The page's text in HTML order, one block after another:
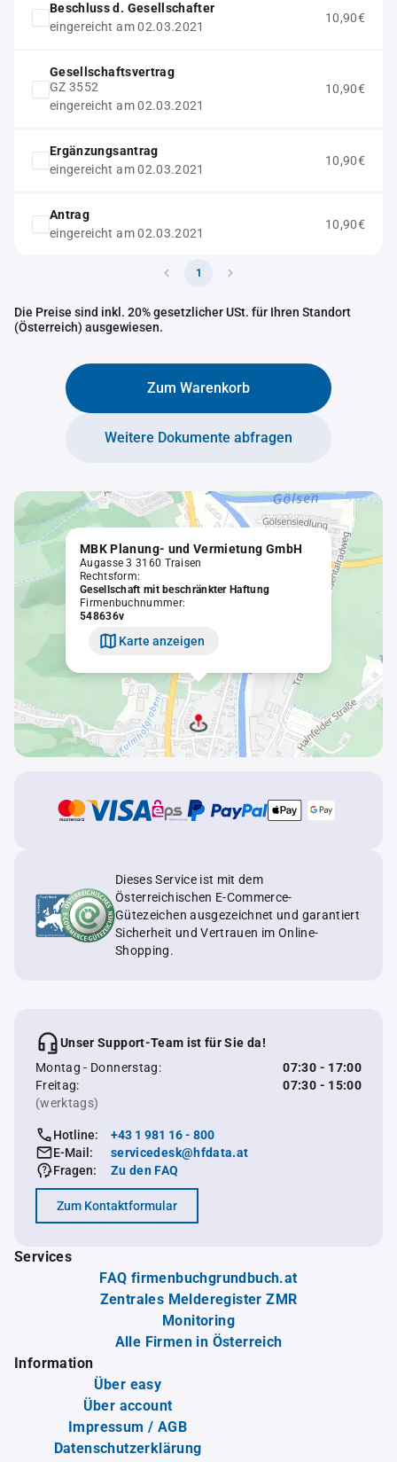
Beschluss d. Gesellschafter
eingereicht am 02.03.2021
10,90€
Gesellschaftsvertrag
GZ 3552
eingereicht am 02.03.2021
10,90€
Ergänzungsantrag
eingereicht am 02.03.2021
10,90€
Antrag
eingereicht am 02.03.2021
10,90€
1
Die Preise sind inkl. 20% gesetzlicher USt. für Ihren Standort
(Österreich) ausgewiesen.
Zum Warenkorb
Weitere Dokumente abfragen
MBK Planung- und Vermietung GmbH
Augasse 3 3160 Traisen
Rechtsform:
Gesellschaft mit beschränkter Haftung
Firmenbuchnummer:
548636v
Karte anzeigen
Dieses Service ist mit dem
Österreichischen E-Commerce-
Gütezeichen ausgezeichnet und garantiert
Sicherheit und Vertrauen im Online-
Shopping.
Unser Support-Team ist für Sie da!
Montag - Donnerstag:
07:30 - 17:00
Freitag:
07:30 - 15:00
(werktags)
Hotline:
+43 1 981 16 - 800
E-Mail:
servicedesk@hfdata.at
Fragen:
Zu den FAQ
Zum Kontaktformular
Services
FAQ firmenbuchgrundbuch.at
Zentrales Melderegister ZMR
Monitoring
Alle Firmen in Österreich
Information
Über easy
Über account
Impressum / AGB
Datenschutzerklärung